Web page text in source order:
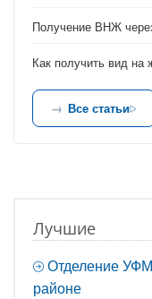
Получение ВНЖ
Как получить вид на
Все статьи
Лучшие
Отделение
районе